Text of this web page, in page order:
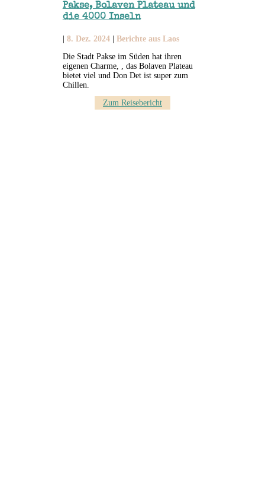
Pakse, Bolaven Plateau und
die 4000 Inseln
8. Dez. 2024
Berichte aus Laos
Die Stadt Pakse im Süden hat ihren
eigenen Charme, , das Bolaven Plateau
bietet viel und Don Det ist super zum
Chillen.
Zum Reisebericht